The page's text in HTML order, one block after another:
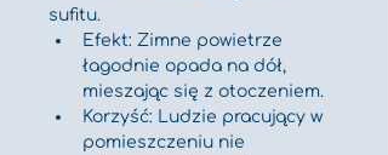
sufitu.
Efekt: Zimne powietrze
łagodnie opada na dół,
mieszając się z otoczeniem.
Korzyść: Ludzie pracujący w
pomieszczeniu nie